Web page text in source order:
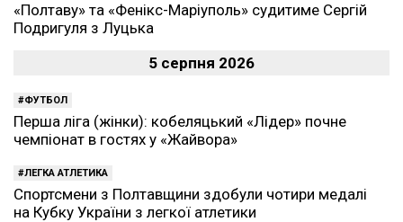
«Полтаву» та «Фенікс-Маріуполь» судитиме Сергій
Подригуля з Луцька
5 серпня 2026
ФУТБОЛ
Перша ліга (жінки): кобеляцький «Лідер» почне
чемпіонат в гостях у «Жайвора»
ЛЕГКА АТЛЕТИКА
Спортсмени з Полтавщини здобули чотири медалі
на Кубку України з легкої атлетики